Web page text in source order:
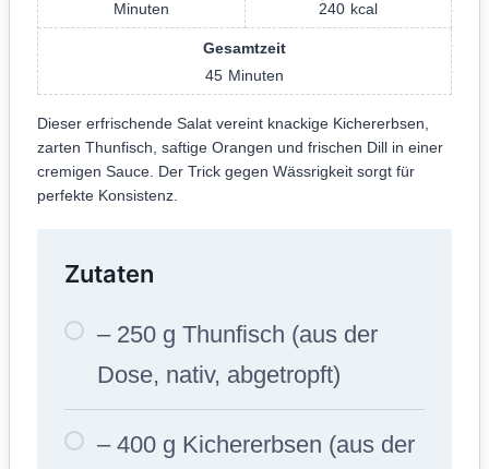
Minuten
240 kcal
Gesamtzeit
45 Minuten
Dieser erfrischende Salat vereint knackige Kichererbsen,
zarten Thunfisch, saftige Orangen und frischen Dill in einer
cremigen Sauce. Der Trick gegen Wässrigkeit sorgt für
perfekte Konsistenz.
Zutaten
– 250 g Thunfisch (aus der
Dose, nativ, abgetropft)
– 400 g Kichererbsen (aus der